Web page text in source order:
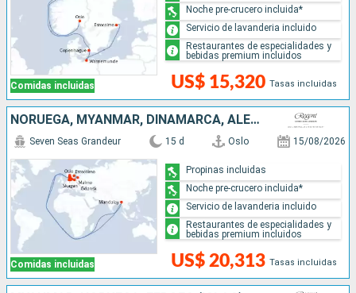
Comidas incluidas US$ 15,320 Tasas incluidas
Noche pre-crucero incluida*
Servicio de lavanderia incluido
Restaurantes de especialidades y
bebidas premium incluidos
NORUEGA, MYANMAR, DINAMARCA, ALEMANIA, POLONIA, LETONIA, SUECIA
Comidas incluidas
Seven Seas Grandeur 15 d Oslo 15/08/2026
US$ 20,313 Tasas incluidas
Propinas incluidas
Noche pre-crucero incluida*
Servicio de lavanderia incluido
Restaurantes de especialidades y
bebidas premium incluidos